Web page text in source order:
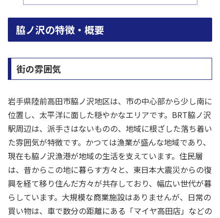
脇ノ沢の特徴・概要
街の雰囲気
岩手県陸前高田市脇ノ沢地区は、市の中心部から少し南に
位置し、太平洋に面した穏やかなエリアです。BRT脇ノ沢
駅周辺は、派手さはないものの、地域に根ざした落ち着い
た雰囲気が特徴です。かつては漁業が盛んな地域であり、
現在も脇ノ沢漁港が地域の生活を支えています。住民層
は、昔からこの地に暮らす方々と、東日本大震災からの復
興を経て移り住んだ方々が共存しており、幅広い世代が暮
らしています。大規模な商業施設はありませんが、日常の
買い物は、車で数分の距離にある「マイヤ高田店」などの